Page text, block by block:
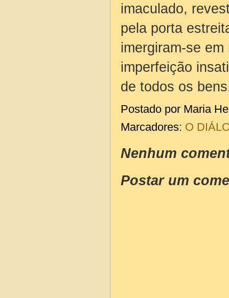
imaculado,
pela porta
imergiram-se
imperfeição
de todos os
Postado por Maria
Marcadores: O
Nenhum
Postar um